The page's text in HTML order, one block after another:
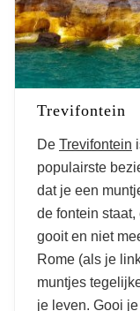
Trevifontein
De Trevifontein
populairste
dat je een
de fontein
gooit en niet
Rome (als je
muntjes
je leven. Gooi